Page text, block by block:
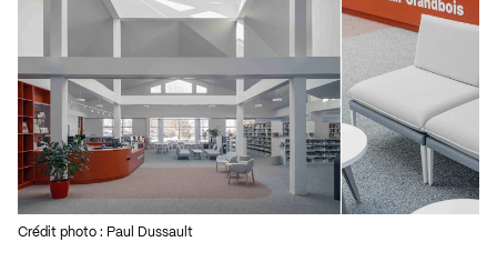
Crédit photo : Paul Dussault